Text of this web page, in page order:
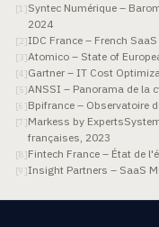
[1 ]Syntec Numérique –
2024
[2]IDC France – French
[ 3]Atomico – State of
[4 ]Gartner – IT Cost
[5]ANSSI – Panorama de la
[6 ]Bpifrance – Observatoire
[7 ]Markess by
françaises, 2023
[8]Fintech France – État de
[9 ]Insight Partners – SaaS